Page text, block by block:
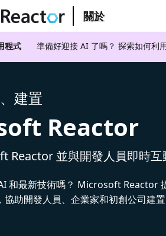
關於
程式 準備好迎接 AI 了嗎？ 探索如何利
建置
Reactor
Reactor 並與開發人員即時互
和最新技術嗎？ Microsoft Reactor
協助開發人員、企業家和初創公司建